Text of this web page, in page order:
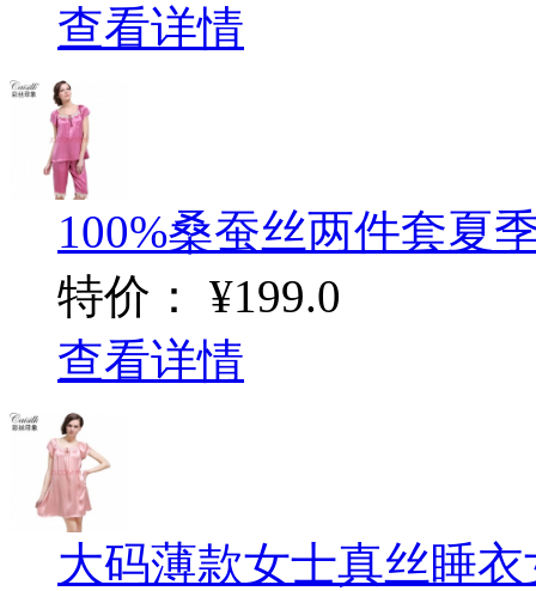
查看详情
100%桑蚕丝两件套夏
特价：
¥199.0
查看详情
大码薄款女士真丝睡